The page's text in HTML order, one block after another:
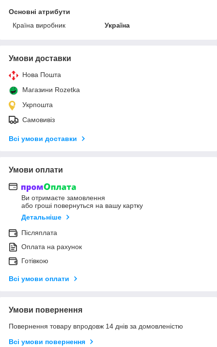
Основні атрибути
Країна виробник
Україна
Умови доставки
Нова Пошта
Магазини Rozetka
Укрпошта
Самовивіз
Всі умови доставки
Умови оплати
Ви отримаєте замовлення
або гроші повернуться на вашу картку
Детальніше
Післяплата
Оплата на рахунок
Готівкою
Всі умови оплати
Умови повернення
Повернення товару впродовж 14 днів за домовленістю
Всі умови повернення